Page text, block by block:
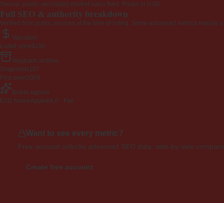
Source: public secondary-market sales feed. Prices in USD.
Full SEO & authority breakdown
Verified from public sources at the time of listing. Some advanced metrics require
Valuation
Listed price$195
Wayback archive
Snapshots 107
First seen2009
Brand signals
EXD NameAppeal 4.0 · Fair
Want to see every metric?
Free account unlocks advanced SEO data, side-by-side
Create free account